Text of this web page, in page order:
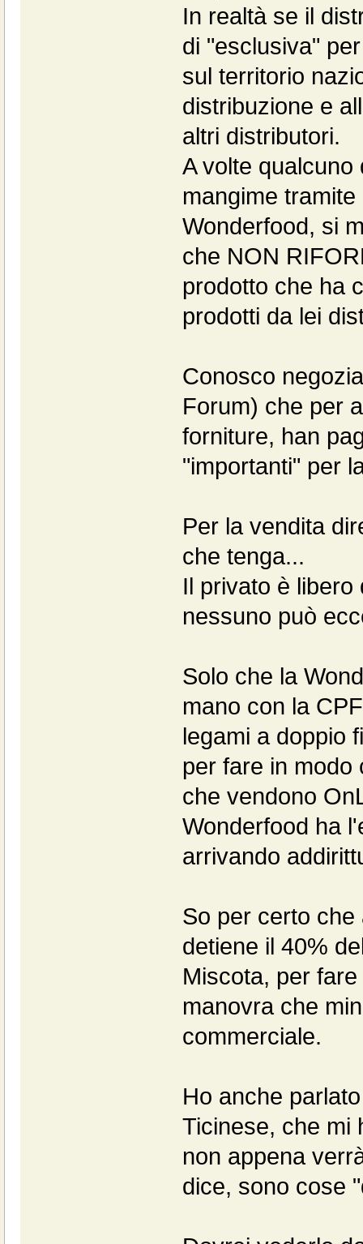
In realtà se il
di "esclusiva"
sul territorio
distribuzione e
altri distributori.
A volte
mangime
Wonderfood, si
che NON
prodotto che ha
prodotti da lei
Conosco
Forum) che per
forniture, han
"importanti" per
Per la vendita
che tenga...
Il privato è
nessuno può
Solo che la
mano con la
legami a doppio
per fare in modo
che vendono
Wonderfood ha
arrivando
So per certo
detiene il 40%
Miscota, per
manovra che
commerciale.
Ho anche
Ticinese, che mi
non appena
dice, sono cose